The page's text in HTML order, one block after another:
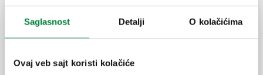
Saglasnost Detalji O kolačićima
Ovaj veb sajt koristi kolačiće
Sigurnosni rasteretni ventil, muški - ženski